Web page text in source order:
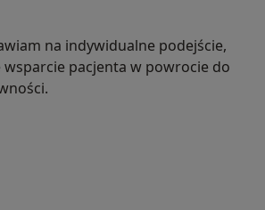
na indywidualne podejście,
wsparcie pacjenta w powrocie do